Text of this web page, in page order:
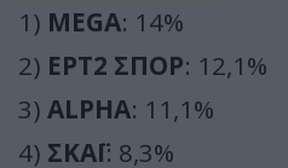
1) MEGA: 14%
2) ΕΡΤ2 ΣΠΟΡ: 12,1%
3) ALPHA: 11,1%
4) ΣΚΑΪ: 8,3%